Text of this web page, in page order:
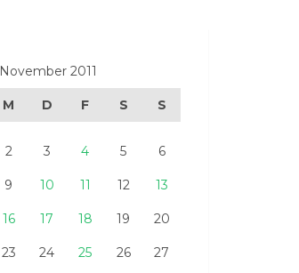
November 2011
M D F S S
2 3 4 5 6
9 10 11 12 13
16 17 18 19 20
23 24 25 26 27